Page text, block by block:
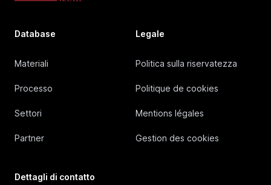
Database
Materiali
Processo
Settori
Partner
Legale
Politica sulla riservatezza
Politique de cookies
Mentions légales
Gestion des cookies
Dettagli di contatto